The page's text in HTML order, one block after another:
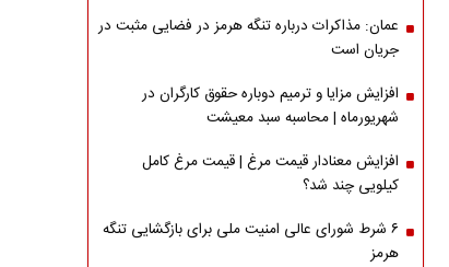
عمان: مذاکرات درباره تنگه هرمز در فضایی مثبت در
جریان است
افزایش مزایا و ترمیم دوباره حقوق کارگران در
شهریورماه | محاسبه سبد معیشت
افزایش معنادار قیمت مرغ | قیمت مرغ کامل
کیلویی چند شد؟
۶ شرط شورای عالی امنیت ملی برای بازگشایی تنگه
هرمز